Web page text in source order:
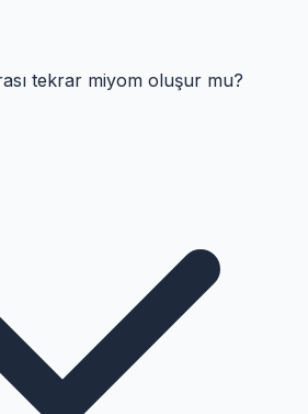
tekrar miyom oluşur mu?